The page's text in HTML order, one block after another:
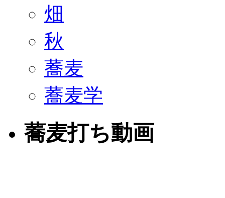
畑
秋
蕎麦
蕎麦学
蕎麦打ち動画